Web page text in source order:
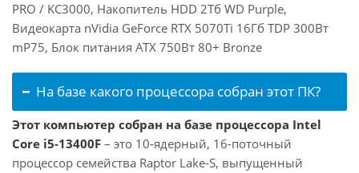
PRO / KC3000, Накопитель HDD 2Тб WD Purple,
Видеокарта nVidia GeForce RTX 5070Ti 16Гб TDP 300Вт
mP75, Блок питания ATX 750Вт 80+ Bronze
На базе какого процессора собран этот ПК?
Этот компьютер собран на базе процессора Intel
Core i5-13400F – это 10-ядерный, 16-поточный
процессор семейства Raptor Lake-S, выпущенный